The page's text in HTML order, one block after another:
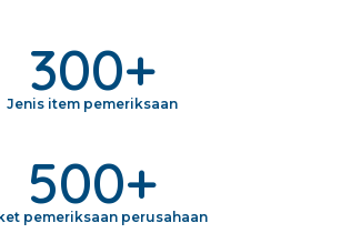
Jenis item pemeriksaan
300+
pemeriksaan perusahaan
500+